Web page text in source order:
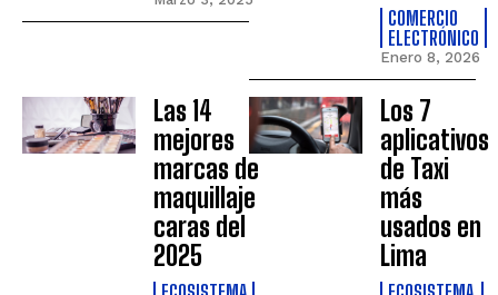
COMERCIO
ELECTRÓNICO
Enero 8, 2026
Las 14
mejores
marcas de
maquillaje
caras del
2025
Los 7
aplicativos
de Taxi
más
usados en
Lima